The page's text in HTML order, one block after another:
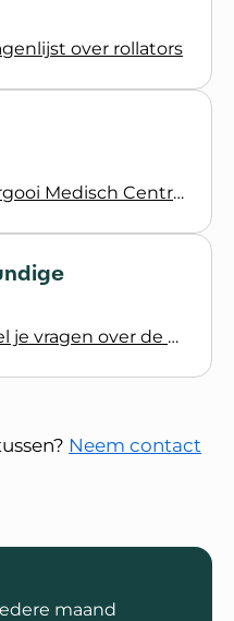
over rollators
Tergooi Medisch Centrum - Podcast over MS
Stel je vragen over de verschillende vormen van MS (gesloten)
Neem contact
maand